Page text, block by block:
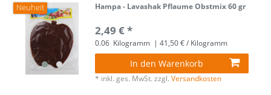
Neuheit Hampa - Lavashak Pflaume Obstmix 60 gr
2,49 € *
0.06 Kilogramm | 41,50 € / Kilogramm
In den Warenkorb
* inkl. ges. MwSt. zzgl.Versandkosten